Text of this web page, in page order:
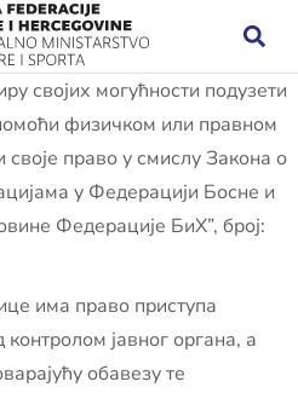
својих могућности подузети
физичком или правном
своје право у смислу Закона о
у Федерацији Босне и
Федерације БиХ”, број:
има право приступа
јавног органа, а
обавезу те